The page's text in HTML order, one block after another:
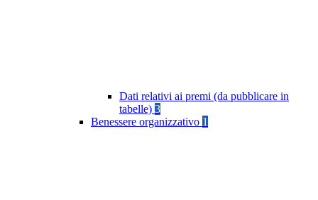
Dati relativi ai premi (da pubblicare in
tabelle) 3
Benessere organizzativo 1